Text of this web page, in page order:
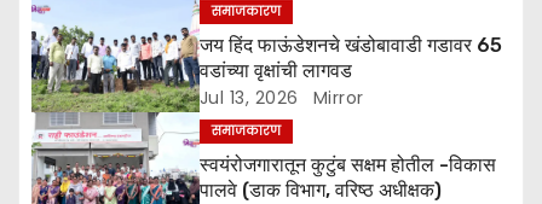
i
o
n
समाजकारण
जय हिंद फाऊंडेशनचे खंडोबावाडी गडावर 65
वडांच्या वृक्षांची लागवड
Jul 13, 2026 Mirror
समाजकारण
स्वयंरोजगारातून कुटुंब सक्षम होतील -विकास
पालवे (डाक विभाग, वरिष्ठ अधीक्षक)